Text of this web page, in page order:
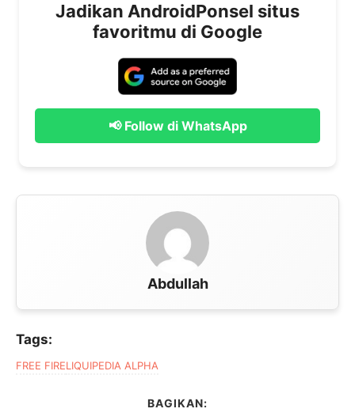
Jadikan AndroidPonsel situs
favoritmu di Google
📢 Follow di WhatsApp
Abdullah
Tags:
FREE FIRELIQUIPEDIA ALPHA
BAGIKAN: